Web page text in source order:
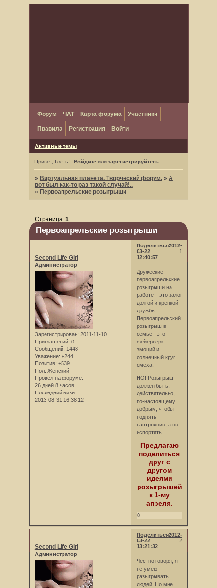
Форум ЧАТ Карта форума Участники
Правила Регистрация Войти
Активные темы
Привет, Гость! Войдите илизарегистрируйтесь
» Виртуальная планета. Творческий форум. » А
вот был как-то раз такой случай!..
» Первоапрельские розыгрыши
Первоапрельские розыгрыши
Страница: 1
Поделиться
1
2012-
03-22
12:40:57
Second Life Girl
Администратор
Зарегистрирован: 2011-11-10
Приглашений: 0
Сообщений: 1448
Уважение: +244
Позитив: +539
Пол: Женский
Провел на форуме:
26 дней 8 часов
Последний визит:
2013-08-31 16:38:12
Дружеские
первоапрельские
розыгрыши на
работе – это залог
долгой и крепкой
дружбы.
Первоапрельский
розыгрыш в
семье - это
фейерверк
эмоций и
солнечный круг
смеха.
НО! Розыгрыш
должен быть,
действительно,
по-настоящему
добрым, чтобы
поднять
настроение, а не
испортить.
Предлагаю
поделиться
друг с
другом
идеями
розыгрышей
к 1-му
апреля.
0
Поделиться
2
2012-
03-22
13:21:32
Second Life Girl
Администратор
Честно говоря, я
не умею
разыгрывать
людей. Но мне